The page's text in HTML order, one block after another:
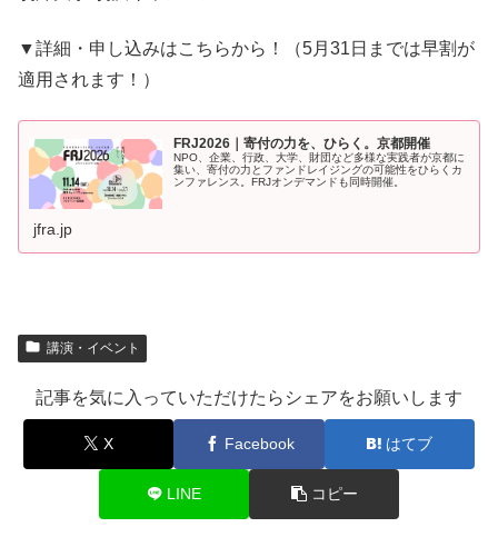
▼詳細・申し込みはこちらから！（5月31日までは早割が
適用されます！）
FRJ2026｜寄付の力を、ひらく。京都開催
NPO、企業、行政、大学、財団など多様な実践者が京都に
集い、寄付の力とファンドレイジングの可能性をひらくカ
ンファレンス。FRJオンデマンドも同時開催。
jfra.jp
講演・イベント
記事を気に入っていただけたらシェアをお願いします
X Facebook はてブ
LINE コピー